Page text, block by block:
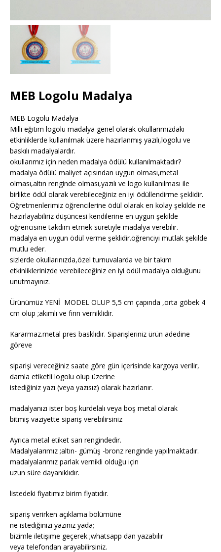
MEB Logolu Madalya
MEB Logolu Madalya
Milli eğitim logolu madalya genel olarak okullarımızdaki
etkinliklerde kullanılmak üzere hazırlanmış yazılı,logolu ve
baskılı madalyalardır.
okullarımız için neden madalya ödülü kullanılmaktadır?
madalya ödülü maliyet açısından uygun olması,metal
olması,altın renginde olması,yazılı ve logo kullanılması ile
birlikte ödül olarak verebileceğiniz en iyi ödüllendirme şeklidir.
Öğretmenlerimiz öğrencilerine ödül olarak en kolay şekilde ne
hazırlayabiliriz düşüncesi kendilerine en uygun şekilde
öğrencisine takdim etmek suretiyle madalya verebilir.
madalya en uygun ödül verme şeklidir.öğrenciyi mutlak şekilde
mutlu eder.
sizlerde okullarınızda,özel turnuvalarda ve bir takım
etkinliklerinizde verebileceğiniz en iyi ödül madalya olduğunu
unutmayınız.
Ürünümüz YENİ MODEL OLUP 5,5 cm çapında ,orta göbek 4
cm olup ;akımlı ve fırın verniklidir.
Kararmaz.metal pres basklıdır. Siparişleriniz ürün adedine
göreve
siparişi vereceğiniz saate göre gün içerisinde kargoya verilir,
damla etiketli logolu olup üzerine
istediğiniz yazı (veya yazısız) olarak hazırlanır.
madalyanızı ister boş kurdelalı veya boş metal olarak
bitmiş vaziyette sipariş verebilirsiniz
Ayrıca metal etiket sarı rengindedir.
Madalyalarımız ;altın- gümüş -bronz renginde yapılmaktadır.
madalyalarımız parlak vernikli olduğu için
uzun süre dayanıklıdır.
listedeki fiyatımız birim fiyatıdır.
sipariş verirken açıklama bölümüne
ne istediğinizi yazınız yada;
bizimle iletişime geçerek ;whatsapp dan yazabilir
veya telefondan arayabilirsiniz.